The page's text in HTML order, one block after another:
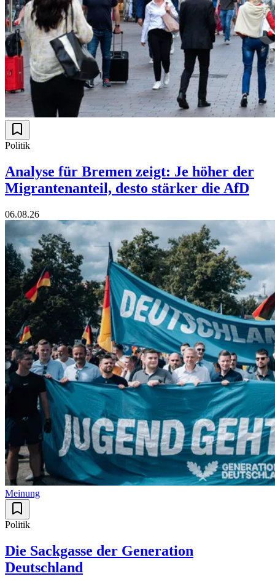
Politik
Analyse für Bremen zeigt: Je höher der
Migrantenanteil, desto stärker die AfD
06.08.26
Meinung
Politik
Die Sackgasse der Generation
Deutschland